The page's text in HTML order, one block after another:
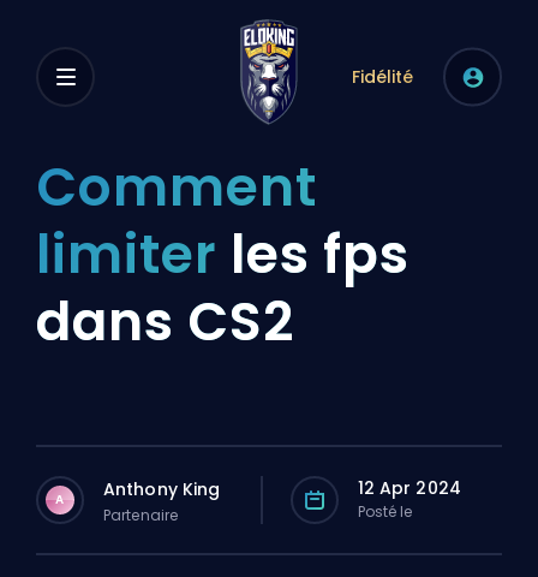
Fidélité
Comment
limiter les fps
dans CS2
A Anthony King
Partenaire
12 Apr 2024
Posté le